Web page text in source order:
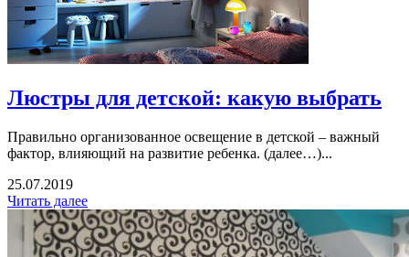
Люстры для детской: какую выбрать
Правильно организованное освещение в детской – важный
фактор, влияющий на развитие ребенка. (далее…)...
25.07.2019
Читать далее